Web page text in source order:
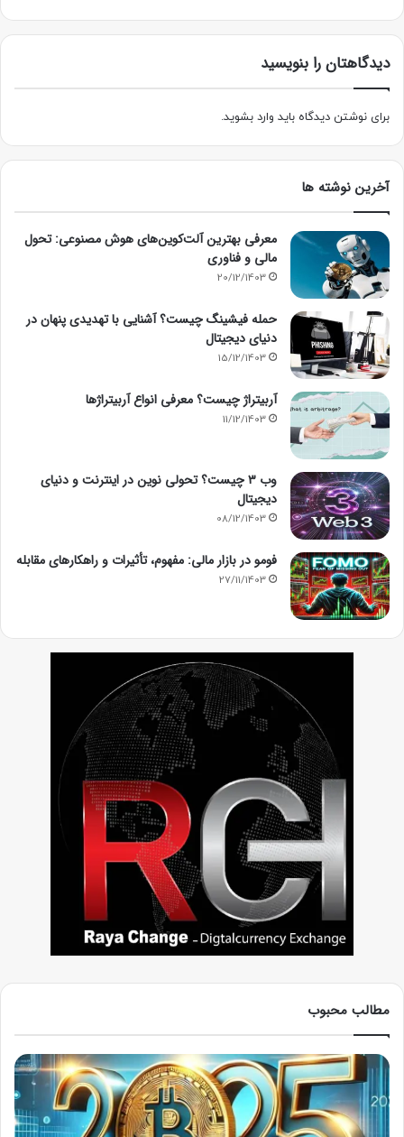
دیدگاهتان را بنویسید
برای نوشتن دیدگاه باید وارد بشوید.
آخرین نوشته ها
معرفی بهترین آلت‌کوین‌های هوش مصنوعی: تحول
مالی و فناوری
20/12/1403
حمله فیشینگ چیست؟ آشنایی با تهدیدی پنهان در
دنیای دیجیتال
15/12/1403
آربیتراژ چیست؟ معرفی انواع آربیتراژها
11/12/1403
وب ۳ چیست؟ تحولی نوین در اینترنت و دنیای
دیجیتال
08/12/1403
فومو در بازار مالی: مفهوم، تأثیرات و راهکارهای مقابله
27/11/1403
مطالب محبوب